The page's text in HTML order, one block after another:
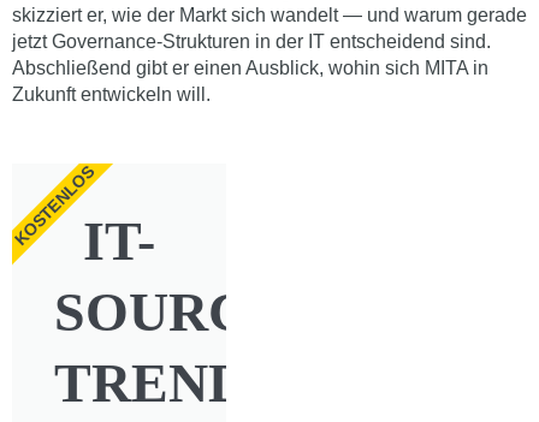
skizziert er, wie der Markt sich wandelt — und warum gerade
jetzt Governance-Strukturen in der IT entscheidend sind.
Abschließend gibt er einen Ausblick, wohin sich MITA in
Zukunft entwickeln will.
IT-
SOURCING-
TRENDS
KOSTENLOS